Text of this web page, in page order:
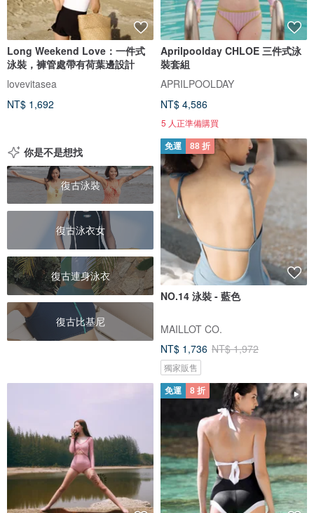
Long Weekend Love：一件式
泳裝，褲管處帶有荷葉邊設計
lovevitasea
NT$ 1,692
Aprilpoolday CHLOE 三件式泳
裝套組
APRILPOOLDAY
NT$ 4,586
5 人正準備購買
你是不是想找
復古泳裝
復古泳衣女
復古連身泳衣
復古比基尼
免運 88 折
NO.14 泳裝 - 藍色
MAILLOT CO.
NT$ 1,736 NT$ 1,972
獨家販售
免運 8 折